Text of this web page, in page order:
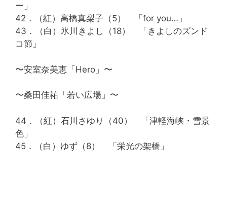
ー」
42．（紅）高橋真梨子（5） 「for you…」
43．（白）氷川きよし（18） 「きよしのズンド
コ節」
〜安室奈美恵「Hero」〜
〜桑田佳祐「若い広場」〜
44．（紅）石川さゆり（40） 「津軽海峡・雪景
色」
45．（白）ゆず（8） 「栄光の架橋」